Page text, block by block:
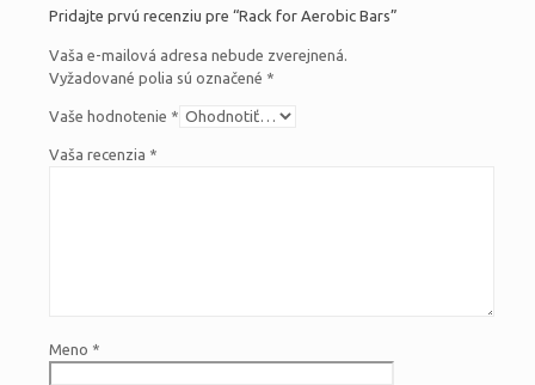
Pridajte prvú recenziu pre “Rack for Aerobic Bars”
Vaša e-mailová adresa nebude zverejnená.
Vyžadované polia sú označené *
Vaše hodnotenie *
Vaša recenzia *
Meno *